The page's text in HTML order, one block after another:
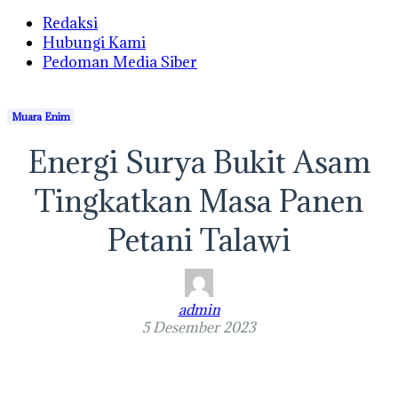
Redaksi
Hubungi Kami
Pedoman Media Siber
Muara Enim
Energi Surya Bukit Asam
Tingkatkan Masa Panen
Petani Talawi
admin
5 Desember 2023